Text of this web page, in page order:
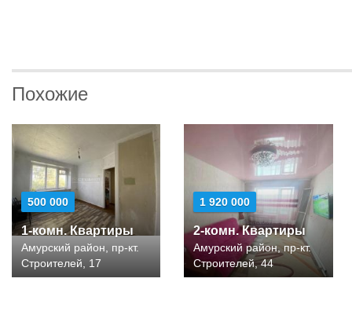
Похожие
500 000
1-комн. Квартиры
Амурский район, пр-кт.
Строителей, 17
1 920 000
2-комн. Квартиры
Амурский район, пр-кт.
Строителей, 44